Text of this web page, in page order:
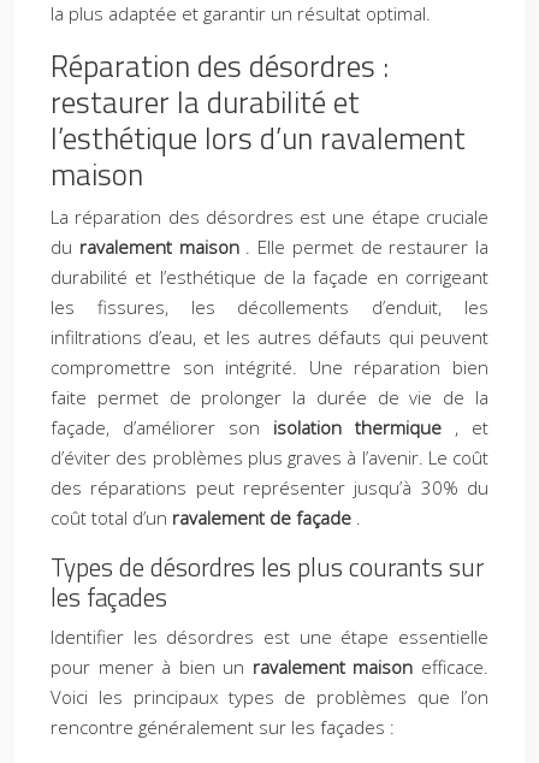
la plus adaptée et garantir un résultat optimal.
Réparation des désordres :
restaurer la durabilité et
l’esthétique lors d’un ravalement
maison
La réparation des désordres est une étape cruciale
du ravalement maison . Elle permet de restaurer la
durabilité et l’esthétique de la façade en corrigeant
les fissures, les décollements d’enduit, les
infiltrations d’eau, et les autres défauts qui peuvent
compromettre son intégrité. Une réparation bien
faite permet de prolonger la durée de vie de la
façade, d’améliorer son isolation thermique , et
d’éviter des problèmes plus graves à l’avenir. Le coût
des réparations peut représenter jusqu’à 30% du
coût total d’un ravalement de façade .
Types de désordres les plus courants sur
les façades
Identifier les désordres est une étape essentielle
pour mener à bien un ravalement maison efficace.
Voici les principaux types de problèmes que l’on
rencontre généralement sur les façades :